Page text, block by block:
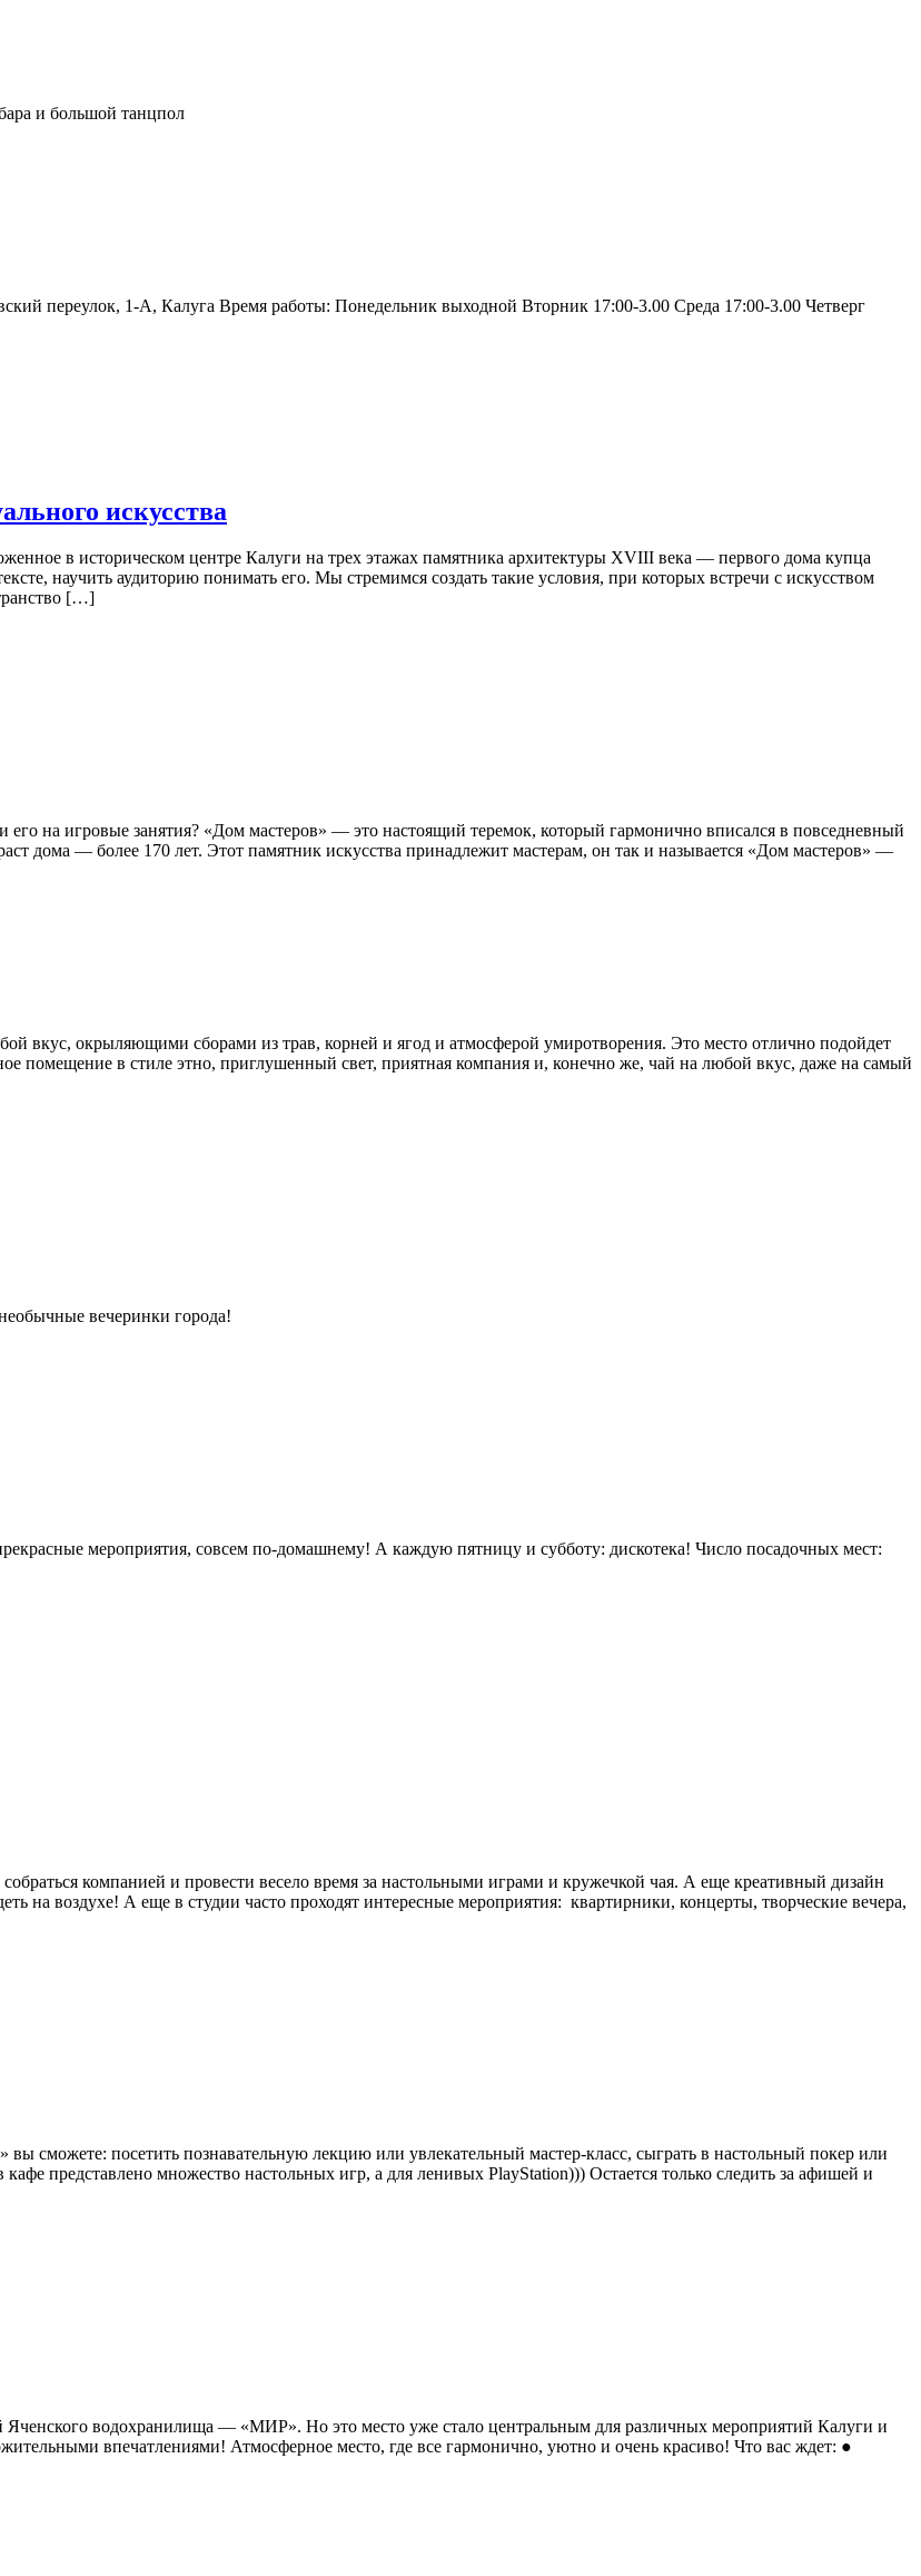
и большой танцпол
переулок, 1-А, Калуга Время работы: Понедельник выходной Вторник 17:00-3.00 Среда 17:00-3.00 Четверг
искусства
в историческом центре Калуги на трех этажах памятника архитектуры XVIII века — первого дома купца
научить аудиторию понимать его. Мы стремимся создать такие условия, при которых встречи с искусством
[…]
его на игровые занятия? «Дом мастеров» — это настоящий теремок, который гармонично вписался в повседневный
дома — более 170 лет. Этот памятник искусства принадлежит мастерам, он так и называется «Дом мастеров» —
вкус, окрыляющими сборами из трав, корней и ягод и атмосферой умиротворения. Это место отлично подойдет
помещение в стиле этно, приглушенный свет, приятная компания и, конечно же, чай на любой вкус, даже на самый
вечеринки города!
мероприятия, совсем по-домашнему! А каждую пятницу и субботу: дискотека! Число посадочных мест:
компанией и провести весело время за настольными играми и кружечкой чая. А еще креативный дизайн
на воздухе! А еще в студии часто проходят интересные мероприятия: квартирники, концерты, творческие вечера,
сможете: посетить познавательную лекцию или увлекательный мастер-класс, сыграть в настольный покер или
представлено множество настольных игр, а для ленивых PlayStation))) Остается только следить за афишей и
водохранилища — «МИР». Но это место уже стало центральным для различных мероприятий Калуги и
впечатлениями! Атмосферное место, где все гармонично, уютно и очень красиво! Что вас ждет: ●